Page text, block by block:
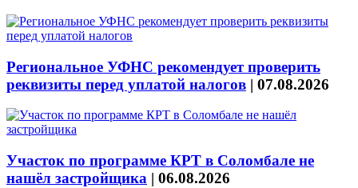
Региональное УФНС рекомендует проверить
реквизиты перед уплатой налогов | 07.08.2026
Участок по программе КРТ в Соломбале не
нашёл застройщика | 06.08.2026